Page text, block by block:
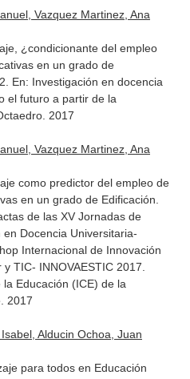
Vazquez Martinez, Ana
¿condicionante del empleo
en un grado de
En: Investigación en docencia
el futuro a partir de la
2017
Vazquez Martinez, Ana
como predictor del empleo de
en un grado de Edificación.
de las XV Jornadas de
Docencia Universitaria-
Internacional de Innovación
TIC- INNOVAESTIC 2017
Educación (ICE) de la
2017
Alducin Ochoa, Juan
para todos en Educación